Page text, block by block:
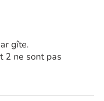
gîte.
2 ne sont pas